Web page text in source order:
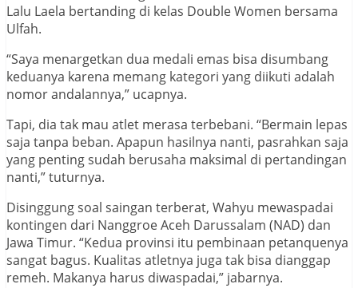
Lalu Laela bertanding di kelas Double Women bersama
Ulfah.
“Saya menargetkan dua medali emas bisa disumbang
keduanya karena memang kategori yang diikuti adalah
nomor andalannya,” ucapnya.
Tapi, dia tak mau atlet merasa terbebani. “Bermain lepas
saja tanpa beban. Apapun hasilnya nanti, pasrahkan saja
yang penting sudah berusaha maksimal di pertandingan
nanti,” tuturnya.
Disinggung soal saingan terberat, Wahyu mewaspadai
kontingen dari Nanggroe Aceh Darussalam (NAD) dan
Jawa Timur. “Kedua provinsi itu pembinaan petanquenya
sangat bagus. Kualitas atletnya juga tak bisa dianggap
remeh. Makanya harus diwaspadai,” jabarnya.